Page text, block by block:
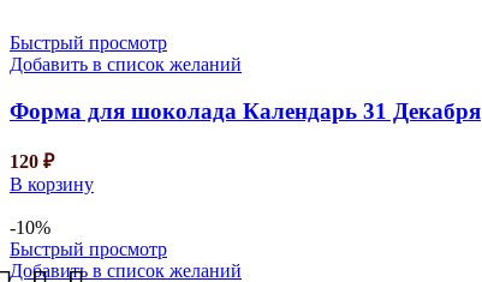
Быстрый просмотр
Добавить в список желаний
Форма для шоколада Календарь 31 Декабря
120 ₽
В корзину
-10%
Быстрый просмотр
Добавить в список желаний